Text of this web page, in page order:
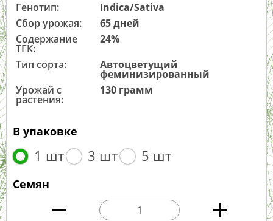
Генотип:
Indica/Sativa
Сбор урожая:
65 дней
Содержание
ТГК:
24%
Тип сорта:
Автоцветущий
феминизированный
Урожай с
растения:
130 грамм
В упаковке
1 шт 3 шт 5 шт
Семян